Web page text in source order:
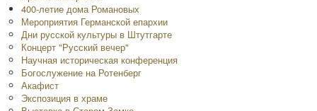
400-летие дома Романовых
Мероприятия Германской епархии
Дни русской культуры в Штутгарте
Концерт "Русский вечер"
Научная историческая конференция
Богослужение на Ротенберг
Акафист
Экспозиция в храме